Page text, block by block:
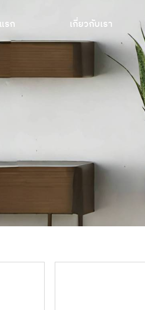
รก เกี่ยวกับเรา
รก เกี่ยวกับเรา